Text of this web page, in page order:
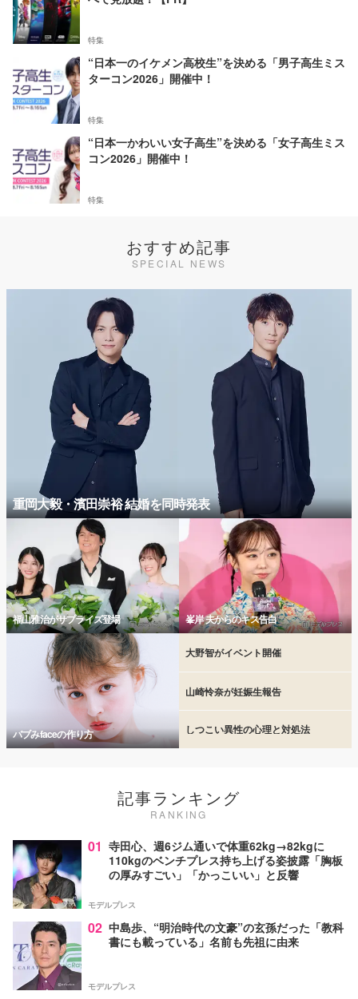
特集
“日本一のイケメン高校生”を決める「男子高生ミス
ターコン2026」開催中！
特集
“日本一かわいい女子高生”を決める「女子高生ミス
コン2026」開催中！
特集
おすすめ記事
SPECIAL NEWS
重岡大毅・濱田崇裕 結婚を同時発表
福山雅治がサプライズ登場 峯岸 夫からのキス告白
バブみfaceの作り方
大野智がイベント開催
山崎怜奈が妊娠生報告
しつこい異性の心理と対処法
記事ランキング
RANKING
01 寺田心、週6ジム通いで体重62kg→82kgに
110kgのベンチプレス持ち上げる姿披露「胸板
の厚みすごい」「かっこいい」と反響
モデルプレス
02 中島歩、“明治時代の文豪”の玄孫だった「教科
書にも載っている」名前も先祖に由来
モデルプレス